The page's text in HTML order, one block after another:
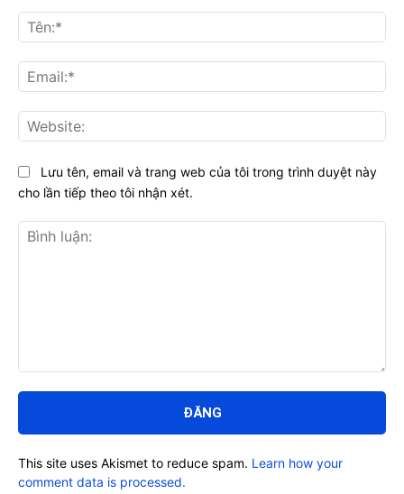
luận:
Lưu tên, email và trang web của tôi trong trình duyệt này
cho lần tiếp theo tôi nhận xét.
This site uses Akismet to reduce spam. Learn how your
comment data is processed.